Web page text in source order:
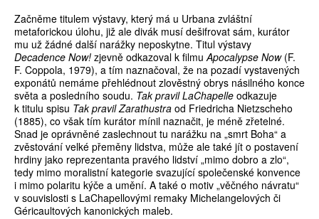
Začněme titulem výstavy, který má u Urbana zvláštní
metaforickou úlohu, již ale divák musí dešifrovat sám, kurátor
mu už žádné další narážky neposkytne. Titul výstavy
Decadence Now! zjevně odkazoval k filmuApocalypse Now(F.
F. Coppola, 1979), a tím naznačoval, že na pozadí vystavených
exponátů nemáme přehlédnout zlověstný obrys násilného konce
světa a posledního soudu. Tak pravil LaChapelle odkazuje
k titulu spisu Tak pravil Zarathustra od Friedricha Nietzscheho
(1885), co však tím kurátor mínil naznačit, je méně zřetelné.
Snad je oprávněné zaslechnout tu narážku na „smrt Boha“ a
zvěstování velké přeměny lidstva, může ale také jít o postavení
hrdiny jako reprezentanta pravého lidství „mimo dobro a zlo“,
tedy mimo moralistní kategorie svazující společenské konvence
i mimo polaritu kýče a umění. A také o motiv „věčného návratu“
v souvislosti s LaChapellovými remaky Michelangelových či
Géricaultových kanonických maleb.